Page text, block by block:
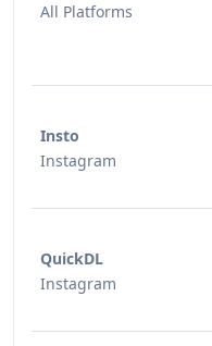
All Platforms
Insto
Instagram
QuickDL
Instagram